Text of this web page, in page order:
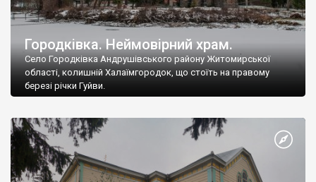
Городківка. Неймовірний храм.
Село Городківка Андрушівського району Житомирської
області, колишній Халаїмгородок, що стоїть на правому
березі річки Гуйви.